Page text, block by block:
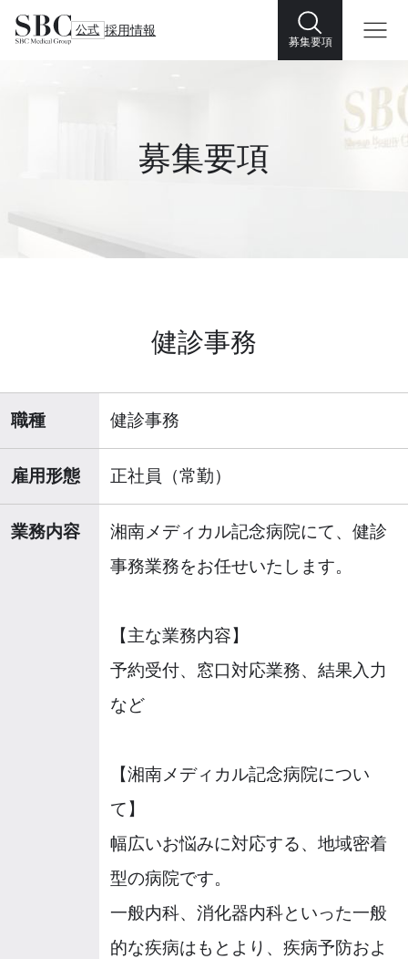
公式 採用情報
募集要項
募集要項
健診事務
職種 健診事務
雇用形態 正社員（常勤）
業務内容
湘南メディカル記念病院にて、健診
事務業務をお任せいたします。
【主な業務内容】
予約受付、窓口対応業務、結果入力
など
【湘南メディカル記念病院につい
て】
幅広いお悩みに対応する、地域密着
型の病院です。
一般内科、消化器内科といった一般
的な疾病はもとより、疾病予防およ